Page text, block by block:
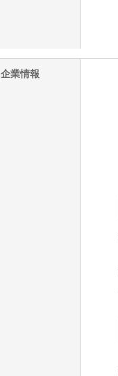
企業情報